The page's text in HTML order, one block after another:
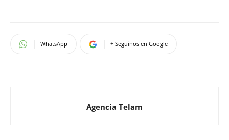
WhatsApp + Seguinos en Google
Agencia Telam